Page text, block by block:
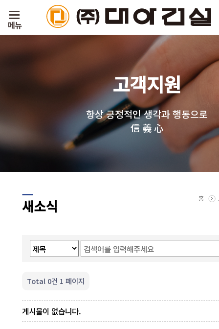
고객지원
항상 긍정적인 생각과 행동으로
信 義 心
새소식 홈
Total 0건 1 페이지
게시물이 없습니다.